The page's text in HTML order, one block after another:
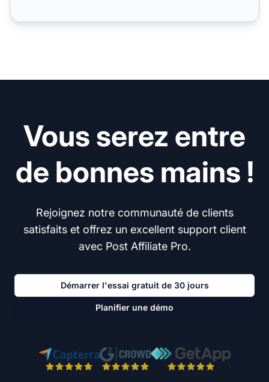
Vous serez entre
de bonnes mains !
Rejoignez notre communauté de clients
satisfaits et offrez un excellent support client
avec Post Affiliate Pro.
Démarrer l'essai gratuit de 30 jours
Planifier une démo